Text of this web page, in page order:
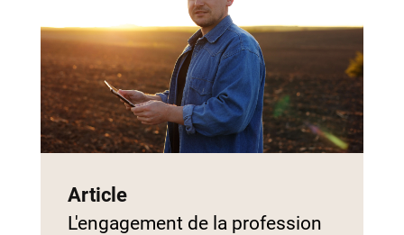
Article
L'engagement de la profession